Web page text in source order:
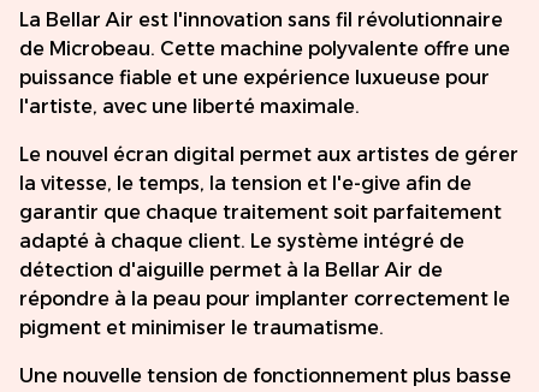
La Bellar Air est l'innovation sans fil révolutionnaire
de Microbeau. Cette machine polyvalente offre une
puissance fiable et une expérience luxueuse pour
l'artiste, avec une liberté maximale.
Le nouvel écran digital permet aux artistes de gérer
la vitesse, le temps, la tension et l'e-give afin de
garantir que chaque traitement soit parfaitement
adapté à chaque client. Le système intégré de
détection d'aiguille permet à la Bellar Air de
répondre à la peau pour implanter correctement le
pigment et minimiser le traumatisme.
Une nouvelle tension de fonctionnement plus basse